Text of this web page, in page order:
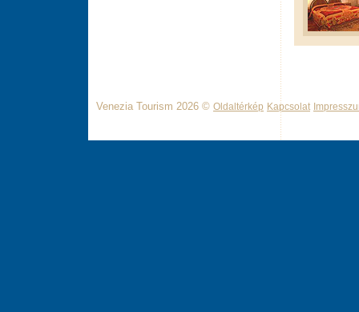
Venezia Tourism 2026 © Oldaltérkép Kapcsolat